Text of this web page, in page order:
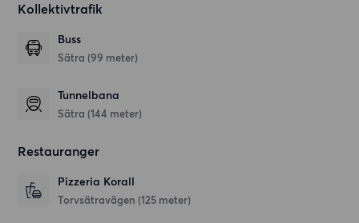
Kollektivtrafik
Buss
Sätra (99 meter)
Tunnelbana
Sätra (144 meter)
Restauranger
Pizzeria Korall
Torvsätravägen (125 meter)